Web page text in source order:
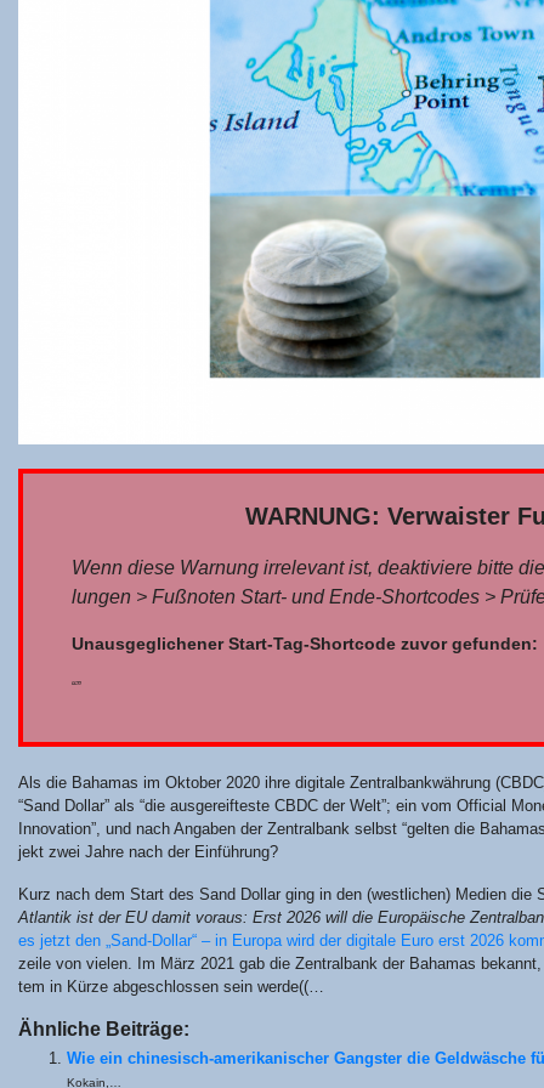
WARNUNG: Ver­wais­ter
Wenn die­se War­nung irrele­vant ist, deak­ti­vie­re bit­te
lun­gen > Fuß­no­ten Start- und Ende-Short­codes >
Unaus­ge­gli­che­ner Start-Tag-Short­code zuvor gefunden:
“”
Als die Baha­mas im Okto­ber 2020 ihre digi­ta­le Zen­tral­bank­wäh­rung
“Sand Dol­lar” als “die aus­ge­reif­tes­te CBDC der Welt”; ein vom Offi­ci­al
Inno­va­ti­on”, und nach Anga­ben der Zen­tral­bank selbst “gel­ten die
jekt zwei Jah­re nach der Einführung?
Kurz nach dem Start des Sand Dol­lar ging in den (west­li­chen) Medi­en
Atlan­tik ist der EU damit vor­aus: Erst 2026 will die Euro­päi­sche
es jetzt den „Sand-Dol­lar“ – in Euro­pa wird der digi­ta­le Euro erst 2026
zei­le von vie­len. Im März 2021 gab die Zentral­bank der Baha­mas
tem in Kür­ze abge­schlos­sen sein wer­de((…
Ähn­li­che Beiträge:
Wie ein chi­­ne­­sisch-ame­ri­­ka­­ni­­scher Gangs­ter die Geld­wä­sche
Kokain,…